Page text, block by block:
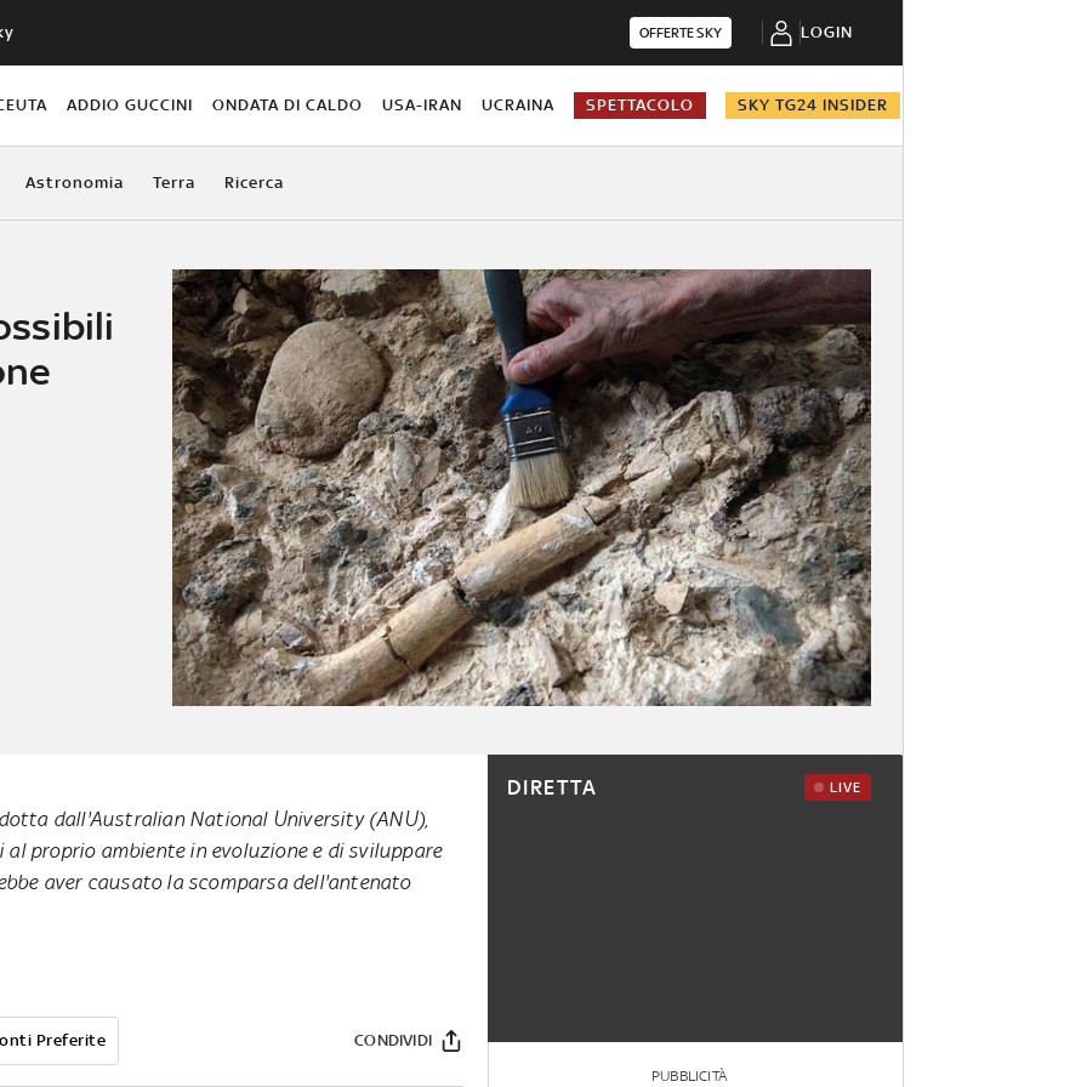
OFFERTE SKY LOGIN
ADDIO GUCCINI ONDATA DI CALDO USA-IRAN UCRAINA SPETTACOLO SKY TG24 INSIDER
Astronomia Terra Ricerca
dall'Australian National University (ANU),
proprio ambiente in evoluzione e di sviluppare
aver causato la scomparsa dell'antenato
Preferite CONDIVIDI
DIRETTA LIVE
PUBBLICITÀ